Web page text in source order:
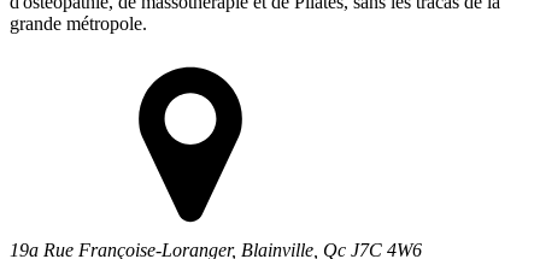
grande métropole.
19a Rue Françoise-Loranger, Blainville, Qc J7C 4W6